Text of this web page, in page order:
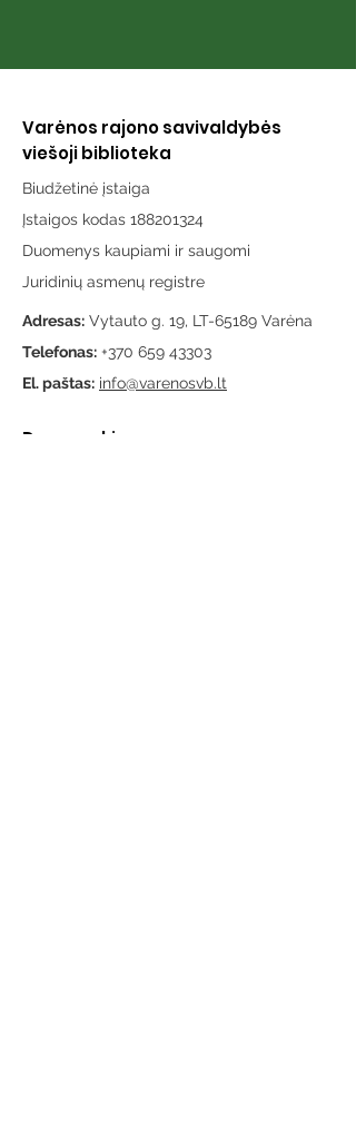
Varėnos rajono savivaldybės
viešoji biblioteka
Biudžetinė įstaiga
Įstaigos kodas 188201324
Duomenys kaupiami ir saugomi
Juridinių asmenų registre
Adresas: Vytauto g. 19, LT-65189 Varėna
Telefonas: +370 659 43303
El. paštas: info@varenosvb.lt
Draugaukime